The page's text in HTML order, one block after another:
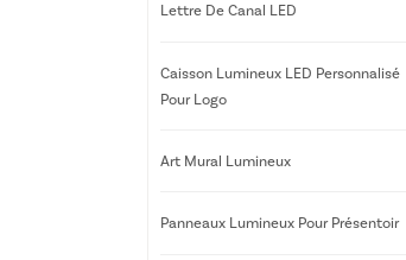
Lettre De Canal LED
Caisson Lumineux LED Personnalisé
Pour Logo
Art Mural Lumineux
Panneaux Lumineux Pour Présentoir